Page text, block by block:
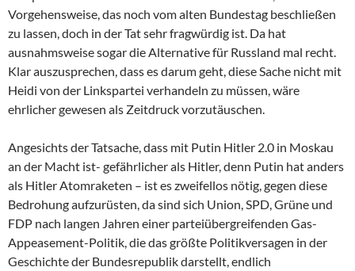
Vorgehensweise, das noch vom alten Bundestag beschließen
zu lassen, doch in der Tat sehr fragwürdig ist. Da hat
ausnahmsweise sogar die Alternative für Russland mal recht.
Klar auszusprechen, dass es darum geht, diese Sache nicht mit
Heidi von der Linkspartei verhandeln zu müssen, wäre
ehrlicher gewesen als Zeitdruck vorzutäuschen.
Angesichts der Tatsache, dass mit Putin Hitler 2.0 in Moskau
an der Macht ist- gefährlicher als Hitler, denn Putin hat anders
als Hitler Atomraketen – ist es zweifellos nötig, gegen diese
Bedrohung aufzurüsten, da sind sich Union, SPD, Grüne und
FDP nach langen Jahren einer parteiübergreifenden Gas-
Appeasement-Politik, die das größte Politikversagen in der
Geschichte der Bundesrepublik darstellt, endlich